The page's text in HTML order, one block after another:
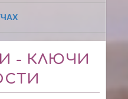
- КЛЮЧИ